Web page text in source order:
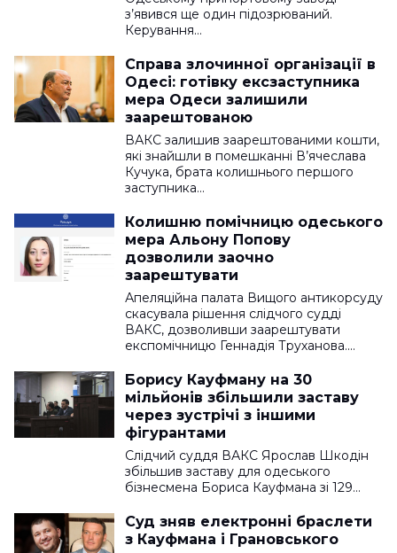
з’явився ще один підозрюваний.
Керування…
Справа злочинної організації в
Одесі: готівку ексзаступника
мера Одеси залишили
заарештованою
ВАКС залишив заарештованими кошти,
які знайшли в помешканні В’ячеслава
Кучука, брата колишнього першого
заступника…
Колишню помічницю одеського
мера Альону Попову
дозволили заочно
заарештувати
Апеляційна палата Вищого антикорсуду
скасувала рішення слідчого судді
ВАКС, дозволивши заарештувати
експомічницю Геннадія Труханова.…
Борису Кауфману на 30
мільйонів збільшили заставу
через зустрічі з іншими
фігурантами
Слідчий суддя ВАКС Ярослав Шкодін
збільшив заставу для одеського
бізнесмена Бориса Кауфмана зі 129…
Суд зняв електронні браслети
з Кауфмана і Грановського